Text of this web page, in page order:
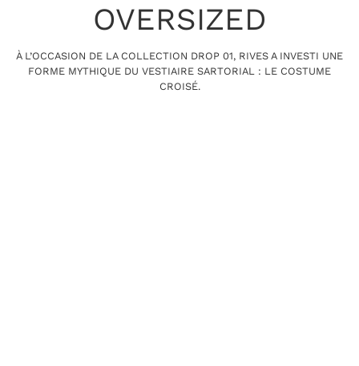
OVERSIZED
À L’OCCASION DE LA COLLECTION DROP 01, RIVES A INVESTI UNE
FORME MYTHIQUE DU VESTIAIRE SARTORIAL : LE COSTUME
CROISÉ.